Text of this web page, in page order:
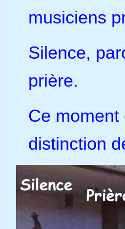
musiciens
Silence,
prière.
Ce
distinction